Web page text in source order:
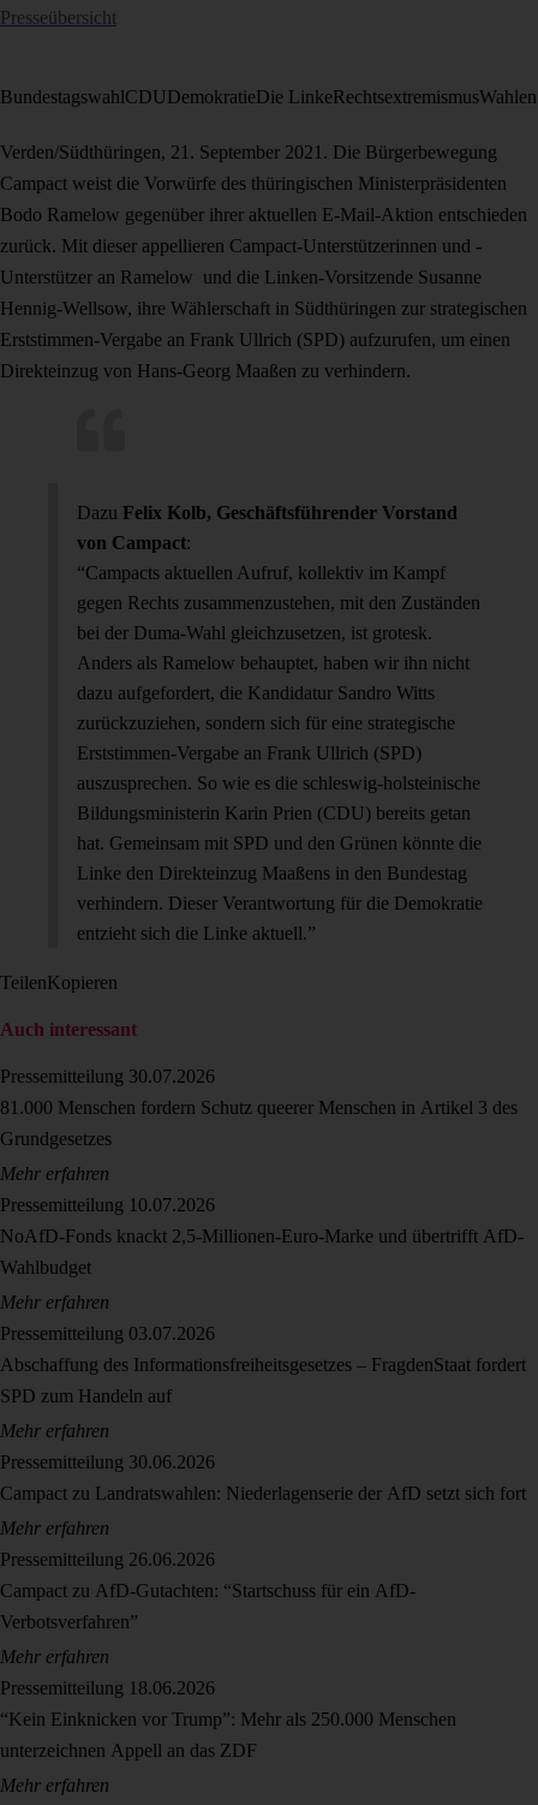
Presseübersicht
BundestagswahlCDUDemokratieDie LinkeRechtsextremismusWahlen
Verden/Südthüringen, 21. September 2021. Die Bürgerbewegung
Campact weist die Vorwürfe des thüringischen Ministerpräsidenten
Bodo Ramelow gegenüber ihrer aktuellen E-Mail-Aktion entschieden
zurück. Mit dieser appellieren Campact-Unterstützerinnen und -
Unterstützer an Ramelow und die Linken-Vorsitzende Susanne
Hennig-Wellsow, ihre Wählerschaft in Südthüringen zur strategischen
Erststimmen-Vergabe an Frank Ullrich (SPD) aufzurufen, um einen
Direkteinzug von Hans-Georg Maaßen zu verhindern.
Dazu Felix Kolb, Geschäftsführender Vorstand
von Campact:
“Campacts aktuellen Aufruf, kollektiv im Kampf
gegen Rechts zusammenzustehen, mit den Zuständen
bei der Duma-Wahl gleichzusetzen, ist grotesk.
Anders als Ramelow behauptet, haben wir ihn nicht
dazu aufgefordert, die Kandidatur Sandro Witts
zurückzuziehen, sondern sich für eine strategische
Erststimmen-Vergabe an Frank Ullrich (SPD)
auszusprechen. So wie es die schleswig-holsteinische
Bildungsministerin Karin Prien (CDU) bereits getan
hat. Gemeinsam mit SPD und den Grünen könnte die
Linke den Direkteinzug Maaßens in den Bundestag
verhindern. Dieser Verantwortung für die Demokratie
entzieht sich die Linke aktuell.”
TeilenKopieren
Auch interessant
Pressemitteilung 30.07.2026
81.000 Menschen fordern Schutz queerer Menschen in Artikel 3 des
Grundgesetzes
Mehr erfahren
Pressemitteilung 10.07.2026
NoAfD-Fonds knackt 2,5-Millionen-Euro-Marke und übertrifft AfD-
Wahlbudget
Mehr erfahren
Pressemitteilung 03.07.2026
Abschaffung des Informationsfreiheitsgesetzes – FragdenStaat fordert
SPD zum Handeln auf
Mehr erfahren
Pressemitteilung 30.06.2026
Campact zu Landratswahlen: Niederlagenserie der AfD setzt sich fort
Mehr erfahren
Pressemitteilung 26.06.2026
Campact zu AfD-Gutachten: “Startschuss für ein AfD-
Verbotsverfahren”
Mehr erfahren
Pressemitteilung 18.06.2026
“Kein Einknicken vor Trump”: Mehr als 250.000 Menschen
unterzeichnen Appell an das ZDF
Mehr erfahren